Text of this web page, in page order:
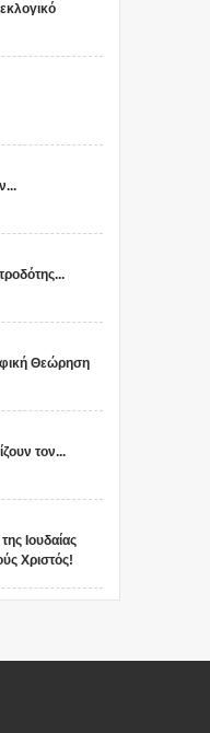
Θεώρηση
τον...
Ιουδαίας
Χριστός!